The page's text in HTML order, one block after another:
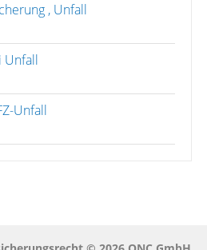
, Unfall
Unfall
Unfall